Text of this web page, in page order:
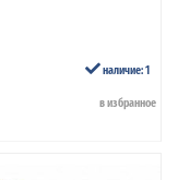
наличие: 1
в избранное